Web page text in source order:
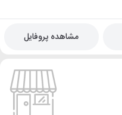
مشاهده پروفایل